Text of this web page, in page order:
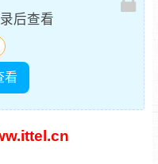
后查看
看